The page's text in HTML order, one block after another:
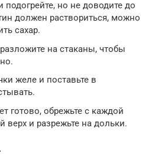
подогрейте, но не доводите до
должен раствориться, можно
сахар.
на стаканы, чтобы
желе и поставьте в
готово, обрежьте с каждой
верх и разрежьте на дольки.